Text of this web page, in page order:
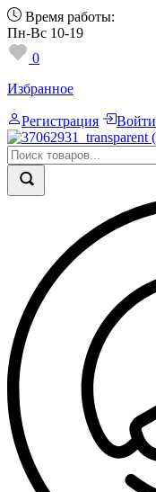
Время работы:
Пн-Вс 10-19
0
Избранное
Регистрация Войти